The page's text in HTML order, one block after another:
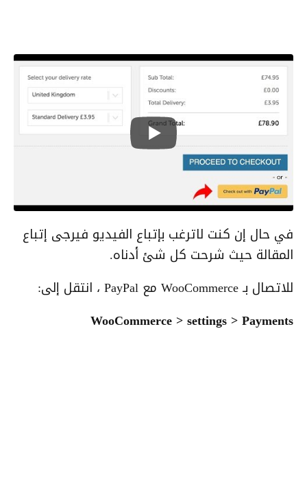
في حال إن كنت لاترغب بإتباع الفيديو فيرجى إتباع
المقالة حيث شرحت كل شئ أدناه.
للاتصال بـ WooCommerce مع PayPal ، انتقل إلى:
WooCommerce > settings > Payments